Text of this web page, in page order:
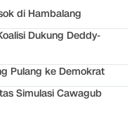
di Hambalang
Dukung Deddy-
Pulang ke Demokrat
Simulasi Cawagub